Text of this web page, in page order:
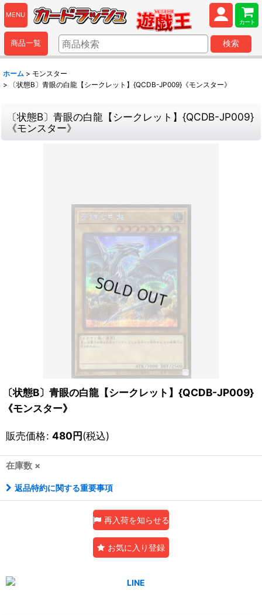
MENU
カート
商品一覧 検索
ホーム > モンスター
>
〔状態B〕青眼の白龍【シークレット】{QCDB-JP009}《モンスター》
〔状態B〕青眼の白龍【シークレット】{QCDB-JP009}
《モンスター》
〔状態B〕青眼の白龍【シークレット】{QCDB-JP009}
《モンスター》
販売価格: 480円(税込)
在庫数 ×
返品特約に関する重要事項
再入荷を知らせる
お気に入り登録